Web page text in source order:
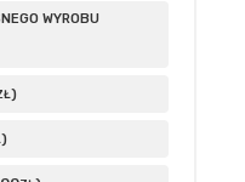
WYROBU
)
)